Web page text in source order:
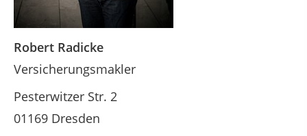
Robert Radicke
Versicherungsmakler
Pesterwitzer Str. 2
01169 Dresden